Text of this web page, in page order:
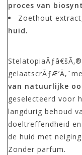
proces van
Zoethout
huid.
van natuurlijke
geselecteerd voor
langdurig behoud
doeltreffendheid
de huid met
Zonder parfum.